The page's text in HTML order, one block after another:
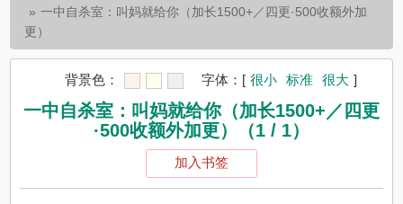
一中自杀室：叫妈就给你（加长1500+／四更·500收额外加
更）
背景色： 字体： [ 很小 标准 很大 ]
一中自杀室：叫妈就给你（加长1500+／四更
·500收额外加更）（1 / 1）
加入书签